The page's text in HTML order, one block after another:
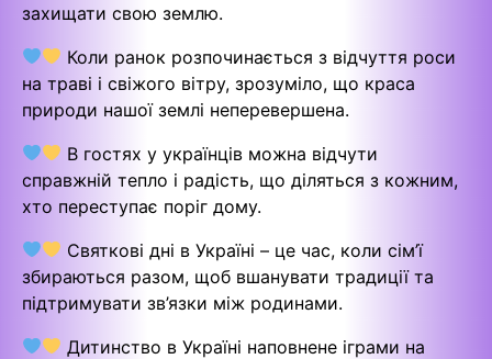
захищати свою землю.
Коли ранок розпочинається з відчуття роси
на траві і свіжого вітру, зрозуміло, що краса
природи нашої землі неперевершена.
В гостях у українців можна відчути
справжній тепло і радість, що діляться з кожним,
хто переступає поріг дому.
Святкові дні в Україні – це час, коли сім’ї
збираються разом, щоб вшанувати традиції та
підтримувати зв’язки між родинами.
Дитинство в Україні наповнене іграми на